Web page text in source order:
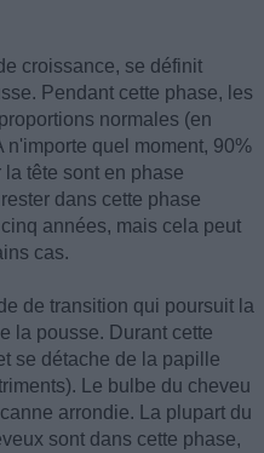
croissance, se définit
Pendant cette phase, les
normales (en
n'importe quel moment, 90%
tête sont en phase
dans cette phase
années, mais cela peut
cas.
de transition qui poursuit la
la pousse. Durant cette
se détache de la papille
Le bulbe du cheveu
arrondie. La plupart du
sont dans cette phase,